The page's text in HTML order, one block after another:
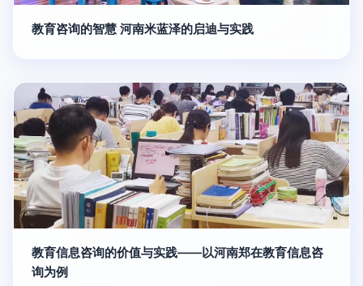
教育咨询的智慧 河南米蓝泽的启迪与实践
教育信息咨询的价值与实践——以河南郑在教育信息咨
询为例